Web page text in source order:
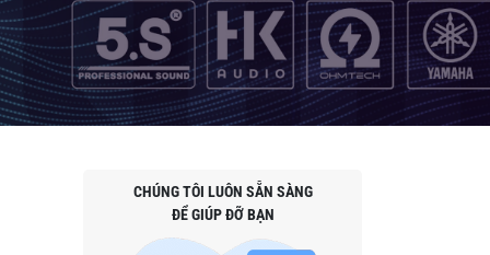
CHÚNG TÔI LUÔN SẴN SÀNG
ĐỂ GIÚP ĐỠ BẠN